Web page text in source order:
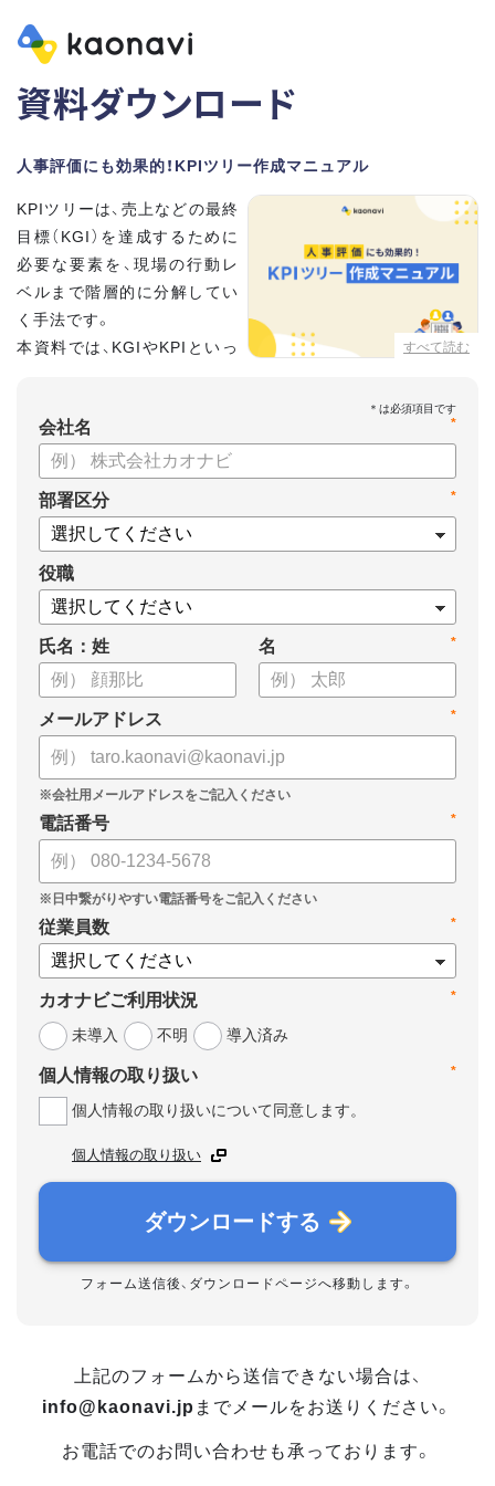
資料ダウンロード
人事評価にも効果的！KPIツリー作成マニュアル
すべて読む
KPIツリーは、売上などの最終
目標（KGI）を達成するために
必要な要素を、現場の行動レ
ベルまで階層的に分解してい
く手法です。
本資料では、KGIやKPIといっ
【資料の内容】
・KGI、KPIなどの用語をおさらい
・KPIツリーの作り方
・業種別のKPIツリー例
*
会社名
*
部署区分
役職
氏名：姓 *
名
*
メールアドレス
*
電話番号
*
従業員数
*
カオナビご利用状況
未導入
不明 導入済み
*
個人情報の取り扱い
個人情報の取り扱いについて同意します。
個人情報の取り扱い
ダウンロードする
フォーム送信後、ダウンロードページへ移動します。
上記のフォームから送信できない場合は、
info@kaonavi.jp までメールをお送りください。
お電話でのお問い合わせも承っております。